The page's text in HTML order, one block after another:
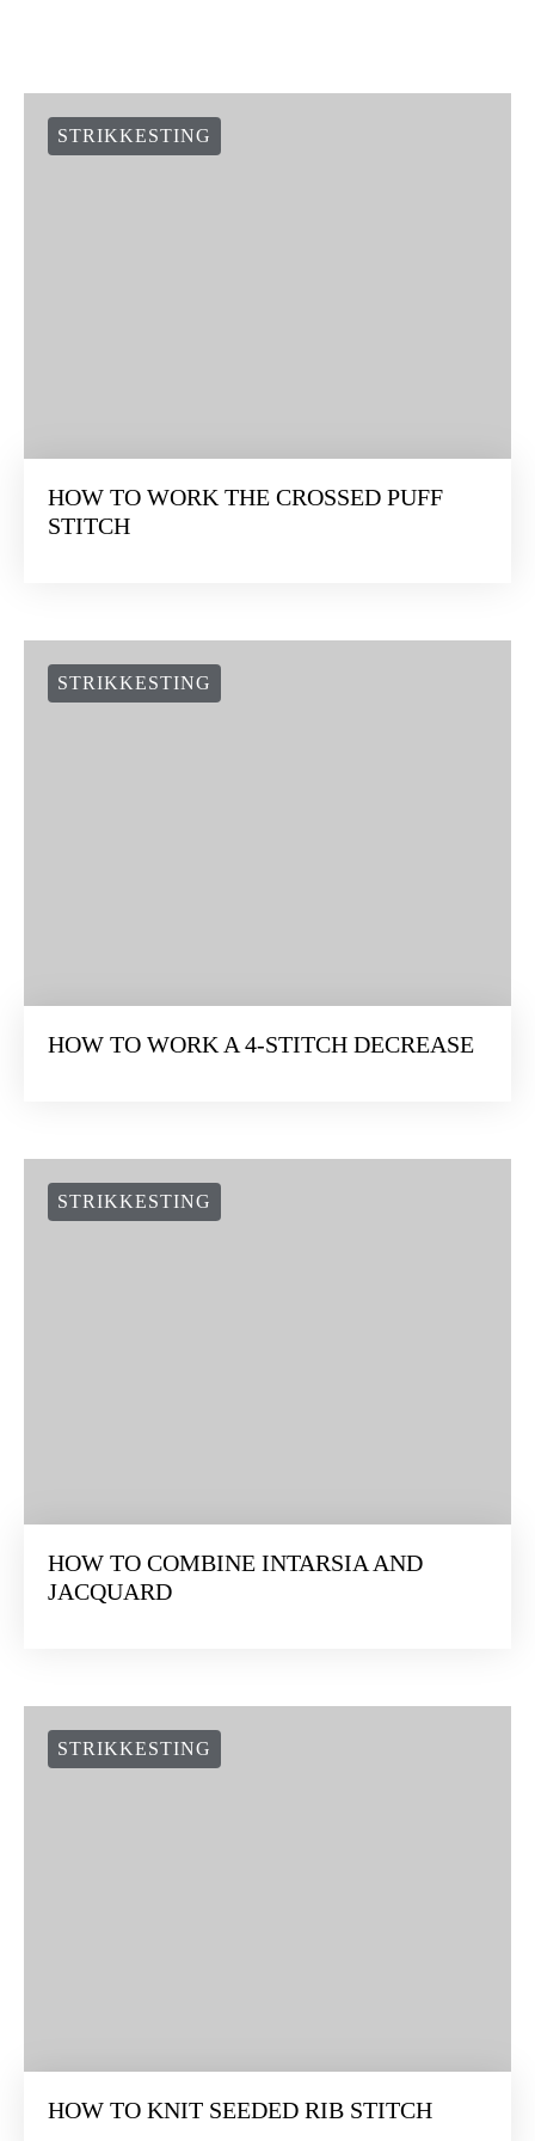
STRIKKESTING
HOW TO WORK THE CROSSED PUFF
STITCH
STRIKKESTING
HOW TO WORK A 4-STITCH DECREASE
STRIKKESTING
HOW TO COMBINE INTARSIA AND
JACQUARD
STRIKKESTING
HOW TO KNIT SEEDED RIB STITCH